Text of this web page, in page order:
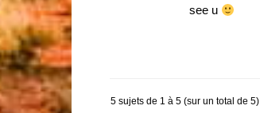
see u
5 sujets de 1 à 5 (sur un total de 5)